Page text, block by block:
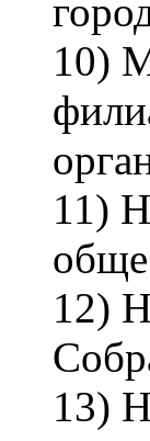
10)
11)
12)
13)